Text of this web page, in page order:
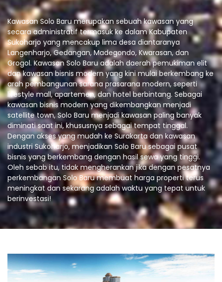
Kawasan Solo Baru merupakan sebuah kawasan yang
secara administratif termasuk ke dalam Kabupaten
Sukoharjo yang mencakup lima desa diantaranya
Langenharjo, Gedangan, Madegondo, Kwarasan, dan
Grogol. Kawasan Solo Baru adalah daerah pemukiman elit
dan kawasan bisnis modern yang kini mulai berkembang ke
arah pembangunan sarana prasarana modern, seperti
lifestyle mall, apartemen, dan hotel berbintang. Sebagai
kawasan bisnis modern yang dikembangkan menjadi
satellite town, Solo Baru menjadi kawasan paling banyak
diminati saat ini, khususnya sebagai tempat tinggal.
Dengan akses yang mudah ke Surakarta dan kawasan
industri Sukoharjo, menjadikan Solo Baru sebagai pusat
bisnis yang berkembang dengan hasil sewa yang tinggi.
Oleh sebab itu, tidak mengherankan jika dengan pesatnya
perkembangan Solo Baru membuat harga properti terus
meningkat dan sekarang adalah waktu yang tepat untuk
berinvestasi!